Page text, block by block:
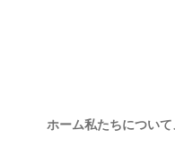
ホーム私たちについて